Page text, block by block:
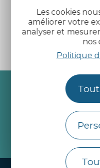
Les cookies
améliorer votre
analyser et
nos
Politique
Plougrescant
Recevez
je